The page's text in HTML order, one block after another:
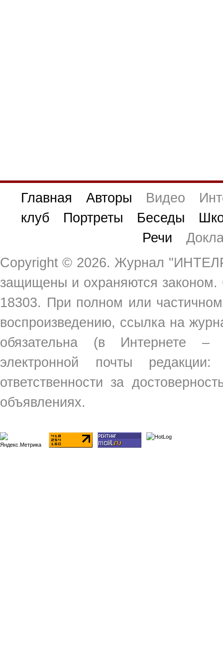
Главная Авторы Видео
клуб
Портреты Беседы
Речи
Copyright © 2026. Журнал
защищены и охраняются
18303. При полном или
воспроизведению, ссылка на
обязательна (в Интернете
электронной почты
ответственности за
объявлениях.